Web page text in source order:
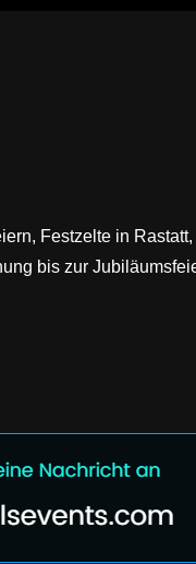
Festzelte in
bis zur